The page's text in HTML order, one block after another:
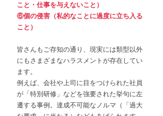
こと・仕事を与えないこと）
⑥個の侵害（私的なことに過度に立ち入る
こと）
皆さんもご存知の通り、現実には類型以外
にもさまざまなハラスメントが存在してい
ます。
例えば、会社や上司に目をつけられた社員
が「特別研修」などを強要された挙句に左
遷する事例。達成不可能なノルマ（「過大